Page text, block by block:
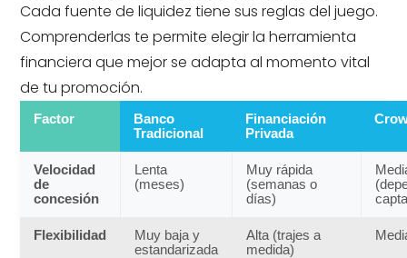
Cada fuente de liquidez tiene sus reglas del juego.
Comprenderlas te permite elegir la herramienta
financiera que mejor se adapta al momento vital
de tu promoción.
Factor
Banco
Tradicional
Financiación
Privada
Velocidad
de
concesión
Lenta
(meses)
Muy rápida
(semanas o
días)
Flexibilidad
Muy baja y
estandarizada
Alta (trajes a
medida)